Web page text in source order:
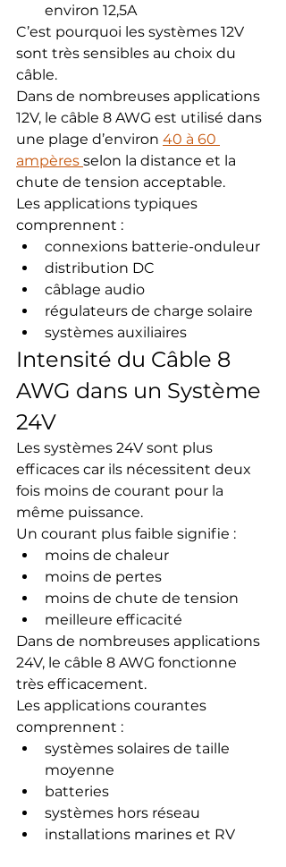
environ 12,5A
C’est pourquoi les systèmes 12V
sont très sensibles au choix du
câble.
Dans de nombreuses applications
12V, le câble 8 AWG est utilisé dans
une plage d’environ 40 à 60
ampères selon la distance et la
chute de tension acceptable.
Les applications typiques
comprennent :
connexions batterie-onduleur
distribution DC
câblage audio
régulateurs de charge solaire
systèmes auxiliaires
Intensité du Câble 8
AWG dans un Système
24V
Les systèmes 24V sont plus
efficaces car ils nécessitent deux
fois moins de courant pour la
même puissance.
Un courant plus faible signifie :
moins de chaleur
moins de pertes
moins de chute de tension
meilleure efficacité
Dans de nombreuses applications
24V, le câble 8 AWG fonctionne
très efficacement.
Les applications courantes
comprennent :
systèmes solaires de taille
moyenne
batteries
systèmes hors réseau
installations marines et RV